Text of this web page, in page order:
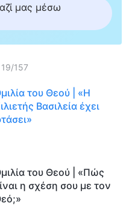
μας μέσω
19/157
του Θεού | «Η
Βασιλεία έχει
του Θεού | «Πώς
η σχέση σου με τον